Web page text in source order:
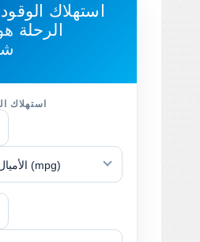
استهلاك
الرحلة
استهلاك
الأميال في الجالون (mpg)